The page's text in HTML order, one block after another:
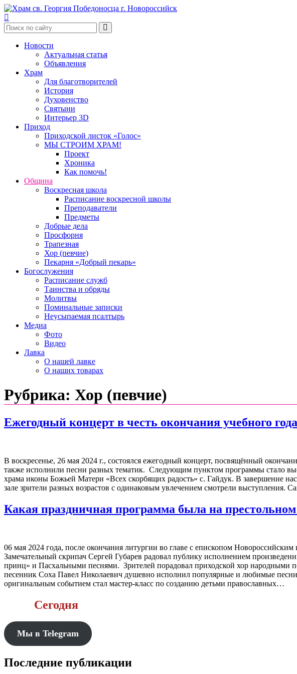
Skip
to
content
Новости
Актуальная статья
Объявления
Храм
Для благотворителей
История
Духовенство
Святыни
Интерьер 3D
Приход
Приходской листок «Голос»
МЫ СТРОИМ ХРАМ!
Проект
Хроника
Как помочь!
Община
Воскресная школа
Расписание воскресной школы
Преподаватели
Предметы
Добрые дела
Просфорня
Трапезная
Хор (певчие)
Пекарня «Добрый пекарь»
Богослужения
Расписание служб
Таинства и обряды
Молитвы
Поминальные записки
Неусыпаемая псалтырь
Медиа
Фото
Видео
Лавка
О нашей лавке
О наших товарах
Рубрика: Хор (певчие)
Ежегодный концерт в честь окончания учебного года
В воскресенье, 26 мая 2024 г., состоялся ежегодный концерт, посвящённый
также исполнили песни разных тематик. Следующим пунктом программы стало
храма иконы Божьей Матери «Всех скорбящих радость» с. Гайдук. В завершение
зале зрители разных возрастов с одинаковым увлечением смотрели
Какая праздничная программа была на престольном
06 мая 2024 года, после окончания литургии во главе с епископом
Замечательный скрипач Сергей Губарев радовал публику исполнением
принц» и Пасхальными песнями. Зрителей порадовал приходской хор
песенник Соха Павел Николаевич душевно исполнил популярные и любимые
оригинальным событием стал мастер-класс по созданию детьми православных…
Сегодня
Мы в Telegram
Последние публикации